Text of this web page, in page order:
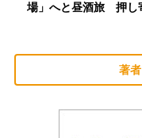
場」へと昼酒旅 押し
著